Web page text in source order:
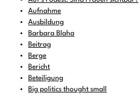
Aufnahme
Ausbildung
Barbara Blaha
Beitrag
Berge
Bericht
Beteiligung
Big politics thought small